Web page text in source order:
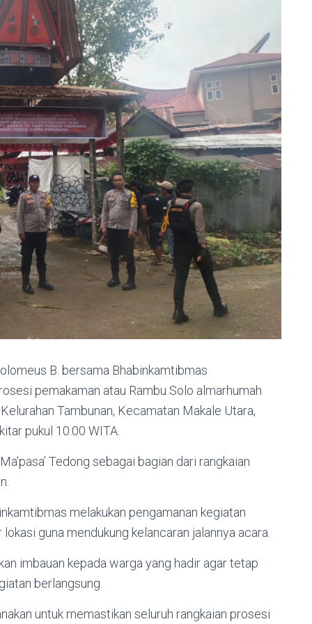
B. bersama Bhabinkamtibmas
pemakaman atau Rambu Solo almarhumah
Tambunan, Kecamatan Makale Utara,
pukul 10.00 WITA.
Tedong sebagai bagian dari rangkaian
melakukan pengamanan kegiatan
guna mendukung kelancaran jalannya acara.
imbauan kepada warga yang hadir agar tetap
berlangsung.
untuk memastikan seluruh rangkaian prosesi